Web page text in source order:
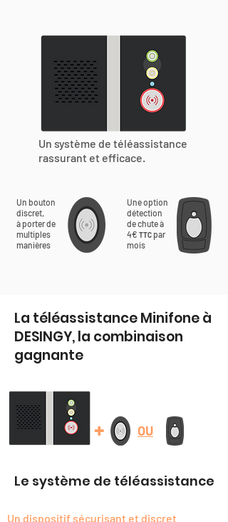
Un système de téléassistance
rassurant et efficace.
Un bouton
discret,
à porter de
multiples
manières
Une option
détection
de chute à
4€ TTC par
mois
La téléassistance Minifone à
DESINGY, la combinaison
gagnante
+ OU
Le système de téléassistance
Un dispositif sécurisant et discret